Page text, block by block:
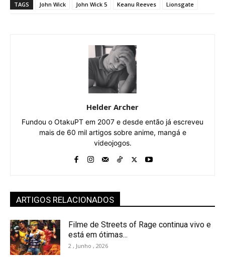
TAGS John Wick John Wick 5 Keanu Reeves Lionsgate
Helder Archer
Fundou o OtakuPT em 2007 e desde então já escreveu
mais de 60 mil artigos sobre anime, mangá e
videojogos.
ARTIGOS RELACIONADOS
Filme de Streets of Rage continua vivo e
está em ótimas...
2 , Junho , 2026